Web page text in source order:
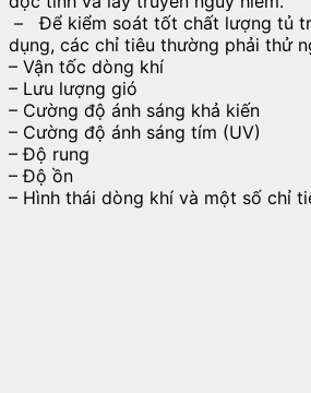
– Để kiểm soát tốt chất lượng tủ
dụng, các chỉ tiêu thường phải thử
– Vận tốc dòng khí
– Lưu lượng gió
– Cường độ ánh sáng khả kiến
– Cường độ ánh sáng tím (UV)
– Độ rung
– Độ ồn
– Hình thái dòng khí và một số chỉ